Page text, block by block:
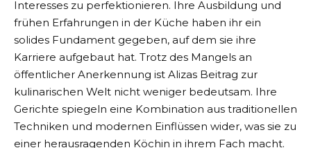
Interesses zu perfektionieren. Ihre Ausbildung und
frühen Erfahrungen in der Küche haben ihr ein
solides Fundament gegeben, auf dem sie ihre
Karriere aufgebaut hat. Trotz des Mangels an
öffentlicher Anerkennung ist Alizas Beitrag zur
kulinarischen Welt nicht weniger bedeutsam. Ihre
Gerichte spiegeln eine Kombination aus traditionellen
Techniken und modernen Einflüssen wider, was sie zu
einer herausragenden Köchin in ihrem Fach macht.